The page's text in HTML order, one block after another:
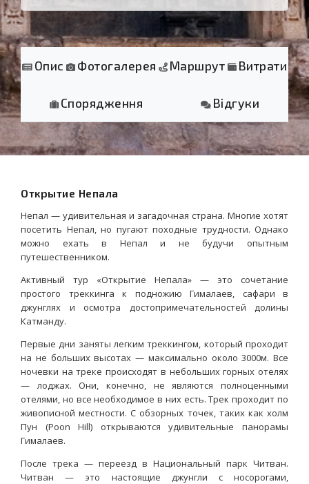
Опис Фотогалерея Маршрут Витрати
Спорядження Відгуки
Открытие Непала
Непал — удивительная и загадочная страна. Многие хотят
посетить Непал, но пугают походные трудности. Однако
можно ехать в Непал и не будучи опытным
путешественником.
Активный тур «Открытие Непала» — это сочетание
простого треккинга к подножию Гималаев, сафари в
джунглях и осмотра достопримечательностей долины
Катманду.
Первые дни заняты легким треккингом, который проходит
на не больших высотах — максимально около 3000м. Все
ночевки на треке происходят в небольших горных отелях
— лоджах. Они, конечно, не являются полноценными
отелями, но все необходимое в них есть. Трек проходит по
живописной местности. С обзорных точек, таких как холм
Пун (Poon Hill) открываются удивительные панорамы
Гималаев.
После трека — переезд в Национальный парк Читван.
Читван — это настоящие джунгли с носорогами,